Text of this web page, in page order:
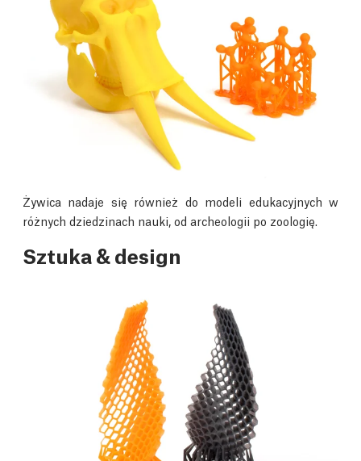
Żywica nadaje się również do modeli edukacyjnych w
różnych dziedzinach nauki, od archeologii po zoologię.
Sztuka & design